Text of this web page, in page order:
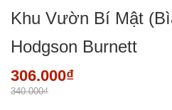
Khu Vườn Bí Mật
Hodgson Burnett
306.000₫
340.000₫